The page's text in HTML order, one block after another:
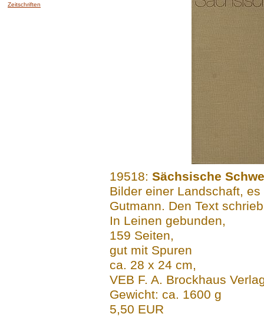
Zeitschriften
19518: Sächsische
Bilder einer Landschaft,
Gutmann. Den Text
In Leinen gebunden,
159 Seiten,
gut mit Spuren
ca. 28 x 24 cm,
VEB F. A. Brockhaus
Gewicht: ca. 1600 g
5,50 EUR